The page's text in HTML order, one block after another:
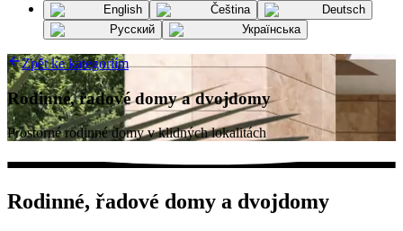
English Čeština
Deutsch
Русский
Українська
Zpět ke kategoriím
Rodinné, řadové domy a dvojdomy
Prostorné rodinné domy v klidných lokalitách
Rodinné, řadové domy a dvojdomy